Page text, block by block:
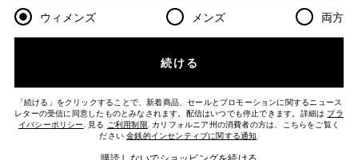
Change Country Regions
ja USD
改善にご協力ください！
カスタマーサービス
ウィメンズ メンズ 両方
続ける
「続ける」をクリックすることで、新着商品、セールとプロモーションに関するニュース
レターの受信に同意したものとみなされます。配信はいつでも停止できます。詳細は プラ
イバシーポリシー. 見る ご利用制限. カリフォルニア州の消費者の方は、こちらをご覧く
ださい金銭的インセンティブに関する通知.